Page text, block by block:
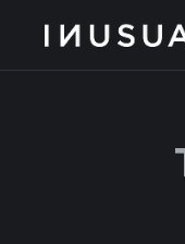
jobs.inusual.com